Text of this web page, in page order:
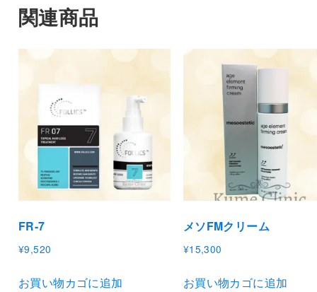
関連商品
FR-7
¥9,520
お買い物カゴに追加
メソFMクリーム
¥15,300
お買い物カゴに追加